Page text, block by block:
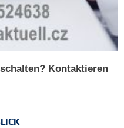
Kontaktieren